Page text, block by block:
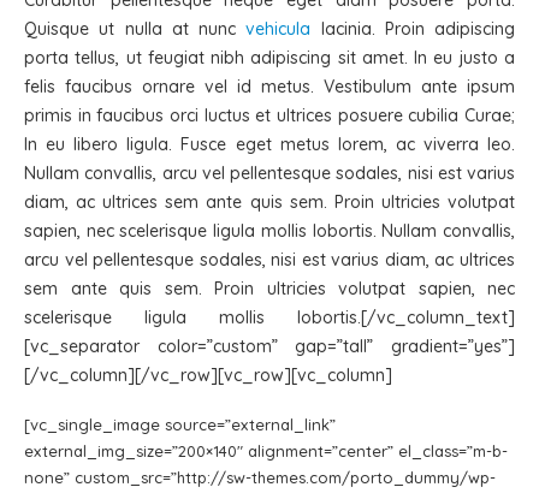
Quisque ut nulla at nuncvehicula lacinia. Proin adipiscing
porta tellus, ut feugiat nibh adipiscing sit amet. In eu justo a
felis faucibus ornare vel id metus. Vestibulum ante ipsum
primis in faucibus orci luctus et ultrices posuere cubilia Curae;
In eu libero ligula. Fusce eget metus lorem, ac viverra leo.
Nullam convallis, arcu vel pellentesque sodales, nisi est varius
diam, ac ultrices sem ante quis sem. Proin ultricies volutpat
sapien, nec scelerisque ligula mollis lobortis. Nullam convallis,
arcu vel pellentesque sodales, nisi est varius diam, ac ultrices
sem ante quis sem. Proin ultricies volutpat sapien, nec
scelerisque ligula mollis lobortis.[/vc_column_text]
[vc_separator color=”custom” gap=”tall” gradient=”yes”]
[/vc_column][/vc_row][vc_row][vc_column]
[vc_single_image source=”external_link”
external_img_size=”200×140″ alignment=”center” el_class=”m-b-
none” custom_src=”http://sw-themes.com/porto_dummy/wp-